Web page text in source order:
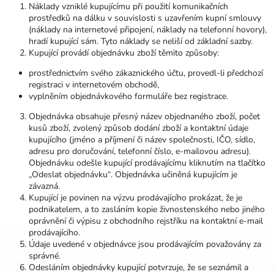
Náklady vzniklé kupujícímu při použití komunikačních
prostředků na dálku v souvislosti s uzavřením kupní smlouvy
(náklady na internetové připojení, náklady na telefonní hovory),
hradí kupující sám. Tyto náklady se neliší od základní sazby.
Kupující provádí objednávku zboží těmito způsoby:
prostřednictvím svého zákaznického účtu, provedl-li předchozí
registraci v internetovém obchodě,
vyplněním objednávkového formuláře bez registrace.
Objednávka obsahuje přesný název objednaného zboží, počet
kusů zboží, zvolený způsob dodání zboží a kontaktní údaje
kupujícího (jméno a příjmení či název společnosti, IČO, sídlo,
adresu pro doručování, telefonní číslo, e-mailovou adresu).
Objednávku odešle kupující prodávajícímu kliknutím na tlačítko
„Odeslat objednávku“. Objednávka učiněná kupujícím je
závazná.
Kupující je povinen na výzvu prodávajícího prokázat, že je
podnikatelem, a to zasláním kopie živnostenského nebo jiného
oprávnění či výpisu z obchodního rejstříku na kontaktní e-mail
prodávajícího.
Údaje uvedené v objednávce jsou prodávajícím považovány za
správné.
Odesláním objednávky kupující potvrzuje, že se seznámil a